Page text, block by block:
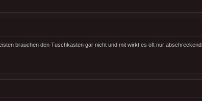
brauchen den Tuschkasten gar nicht und mit wirkt es oft nur abschreckend.